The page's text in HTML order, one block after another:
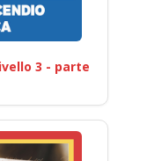
3 - parte